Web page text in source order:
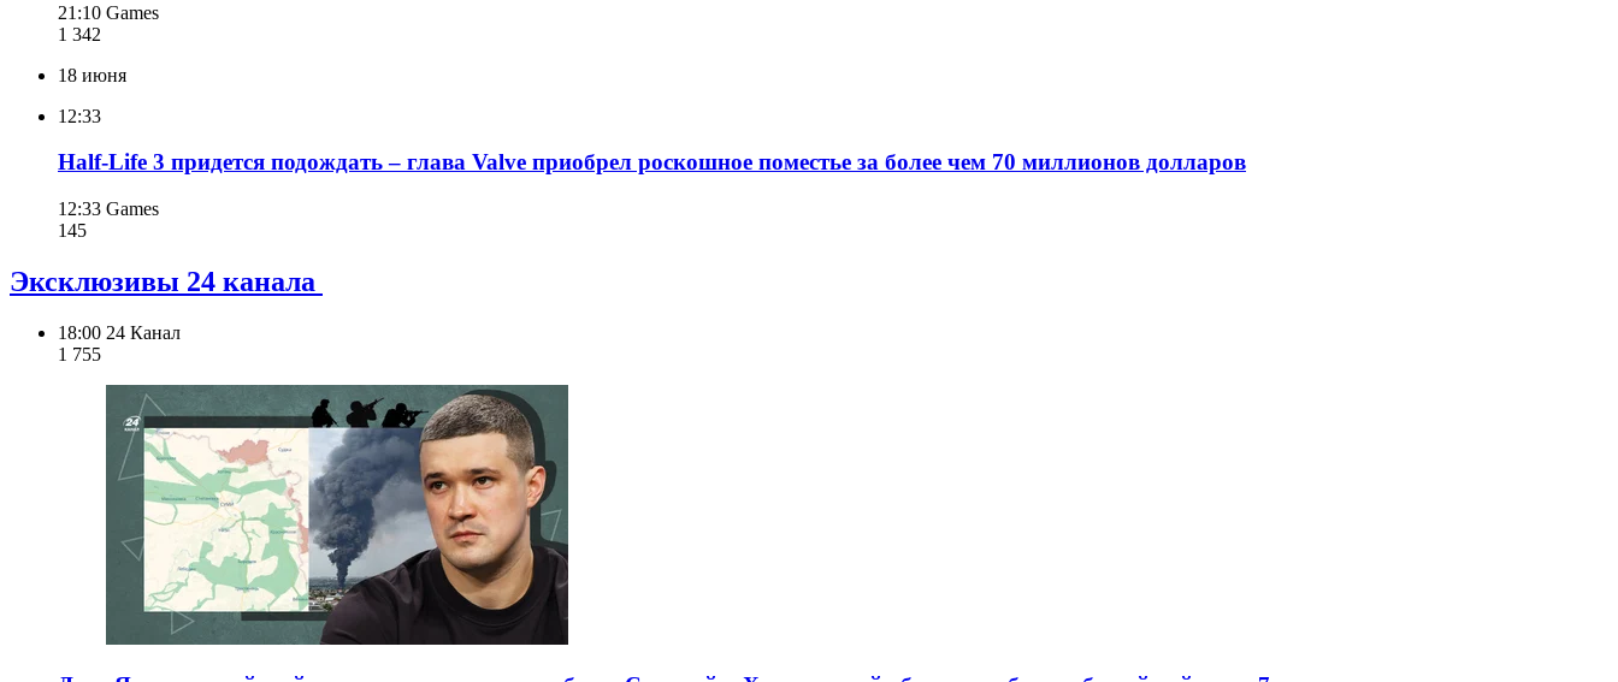
21:10 Games
1 342
18 июня
12:33
Half-Life 3 придется подождать – глава Valve приобрел роскошное поместье за более чем 70 миллионов долларов
12:33 Games
145
Эксклюзивы 24 канала
18:00 24 Канал
1 755